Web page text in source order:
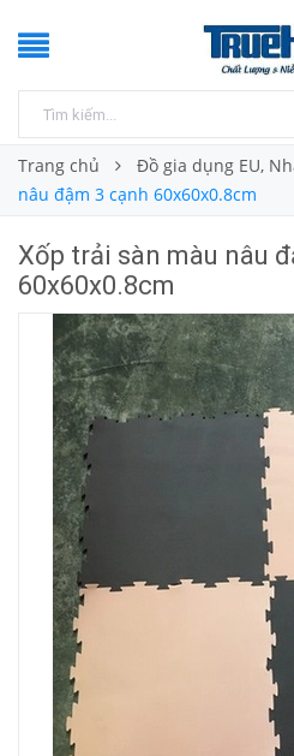
Trang chủ Đồ gia dụng EU,
nâu đậm 3 cạnh 60x60x0.8cm
Xốp trải sàn màu nâu
60x60x0.8cm